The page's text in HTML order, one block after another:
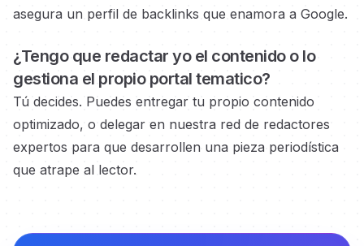
asegura un perfil de backlinks que enamora a Google.
¿Tengo que redactar yo el contenido o lo
gestiona el propioportal tematico?
Tú decides. Puedes entregar tu propio contenido
optimizado, o delegar en nuestra red de redactores
expertos para que desarrollen una pieza periodística
que atrape al lector.